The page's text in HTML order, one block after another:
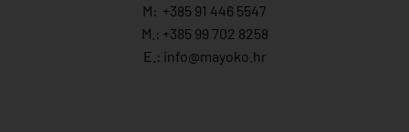
M: +385 91 446 5547
M.: +385 99 702 8258
E.: info@mayoko. hr